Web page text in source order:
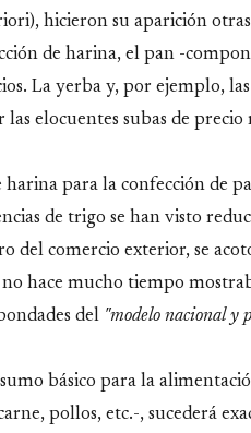
hicieron su aparición
de harina, el pan -
La yerba y, por ejemplo,
elocuentes subas de precio
harina para la confección de
de trigo se han visto
del comercio exterior, se
hace mucho tiempo
del "modelo nacional y
básico para la
pollos, etc.-, sucederá